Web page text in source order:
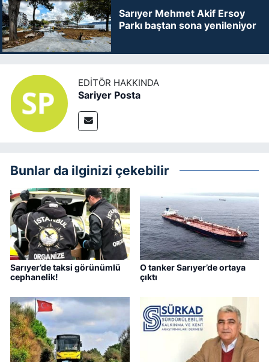
Sarıyer Mehmet Akif Ersoy
Parkı baştan sona yenileniyor
EDITÖR HAKKINDA
Sariyer Posta
Bunlar da ilginizi çekebilir
Sarıyer’de taksi görünümlü
cephanelik!
O tanker Sarıyer’de ortaya
çıktı